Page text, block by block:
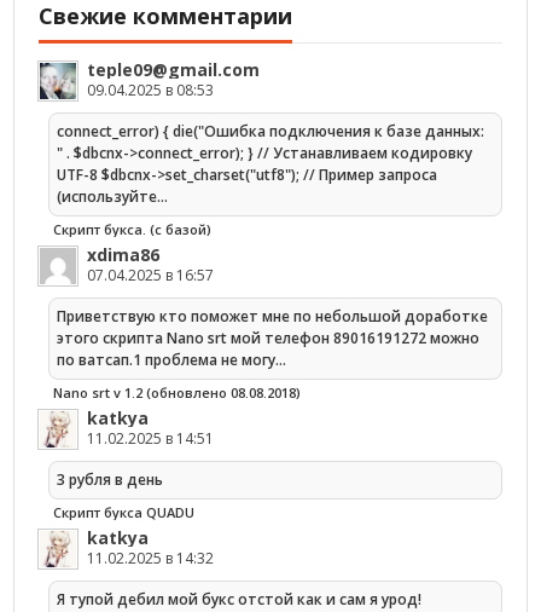
Свежие комментарии
teple09@gmail.com
09.04.2025 в 08:53
connect_error) { die("Ошибка подключения к базе данных:
" . $dbcnx->connect_error); } // Устанавливаем кодировку
UTF-8 $dbcnx->set_charset("utf8"); // Пример запроса
(используйте…
Скрипт букса. (с базой)
xdima86
07.04.2025 в 16:57
Приветствую кто поможет мне по небольшой доработке
этого скрипта Nano srt мой телефон 89016191272 можно
по ватсап.1 проблема не могу…
Nano srt v 1.2 (обновлено 08.08.2018)
katkya
11.02.2025 в 14:51
3 рубля в день
Скрипт букса QUADU
katkya
11.02.2025 в 14:32
Я тупой дебил мой букс отстой как и сам я урод!